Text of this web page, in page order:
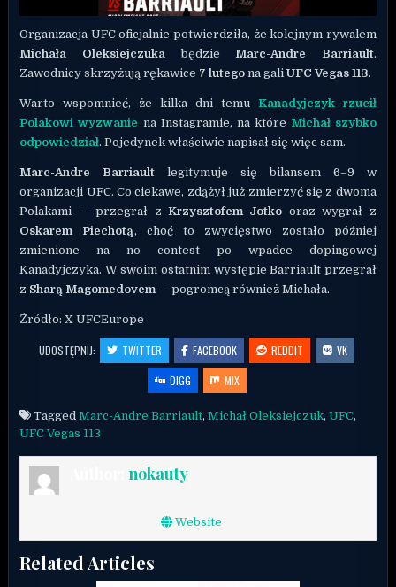
Organizacja UFC oficjalnie potwierdziła, że kolejnym rywalem
Michała Oleksiejczuka będzie Marc-Andre Barriault.
Zawodnicy skrzyżują rękawice 7 lutego na galiUFC Vegas 113.
Warto wspomnieć, że kilka dni temu Kanadyjczyk rzucił
Polakowi wyzwanie na Instagramie, na które Michał szybko
odpowiedział. Pojedynek właściwie napisał się więc sam.
Marc-Andre Barriault legitymuje się bilansem 6–9 w
organizacji UFC. Co ciekawe, zdążył już zmierzyć się z dwoma
Polakami — przegrał z Krzysztofem Jotko oraz wygrał z
Oskarem Piechotą , choć to zwycięstwo zostało później
zmienione na no contest po wpadce dopingowej
Kanadyjczyka. W swoim ostatnim występie Barriault przegrał
z Sharą Magomedovem — pogromcą również Michała.
Źródło: X UFCEurope
UDOSTĘPNIJ: TWITTER FACEBOOK REDDIT
VK
DIGG
MIX
TaggedMarc-Andre Barriault,Michał Oleksiejczuk,UFC,
UFC Vegas 113
nokauty
Website
Related Articles